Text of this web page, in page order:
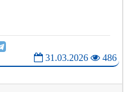
31.03.2026 486